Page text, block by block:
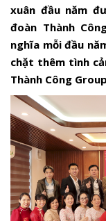
xuân đầu năm
đoàn Thành
nghĩa mỗi đầu
chặt thêm tình
Thành Công